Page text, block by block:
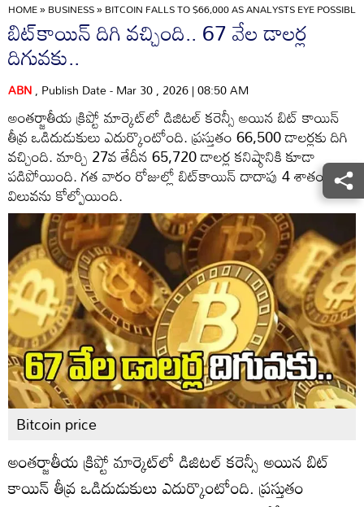
HOME»BUSINESS»BITCOIN FALLS TO $66,000 AS ANALYSTS EYE
బిట్‌కాయిన్‌ దిగి వచ్చింది.. 67 వేల డాలర్ల
దిగువకు..
ABN, Publish Date - Mar 30 , 2026 | 08:50 AM
అంతర్జాతీయ క్రిప్టో మార్కెట్‌లో డిజిటల్ కరెన్సీ అయిన బిట్ కాయిన్
తీవ్ర ఒడిదుడుకులు ఎదుర్కొంటోంది. ప్రస్తుతం 66,500 డాలర్లకు దిగి
వచ్చింది. మార్చి 27వ తేదీన 65,720 డాలర్ల కనిష్ఠానికి కూడా
పడిపోయింది. గత వారం రోజుల్లో బిట్‌కాయిన్ దాదాపు 4 శాతం మేర
విలువను కోల్పోయింది.
Bitcoin price
అంతర్జాతీయ క్రిప్టో మార్కెట్‌లో డిజిటల్ కరెన్సీ అయిన బిట్
కాయిన్ తీవ్ర ఒడిదుడుకులు ఎదుర్కొంటోంది. ప్రస్తుతం